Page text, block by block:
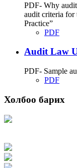
PDF- Why
audit criteria for
Practice”
PDF
Audit Law
PDF- Sample
PDF
Холбоо барих